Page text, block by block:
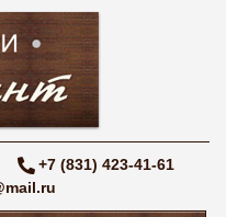
+7 (831) 423-41-61